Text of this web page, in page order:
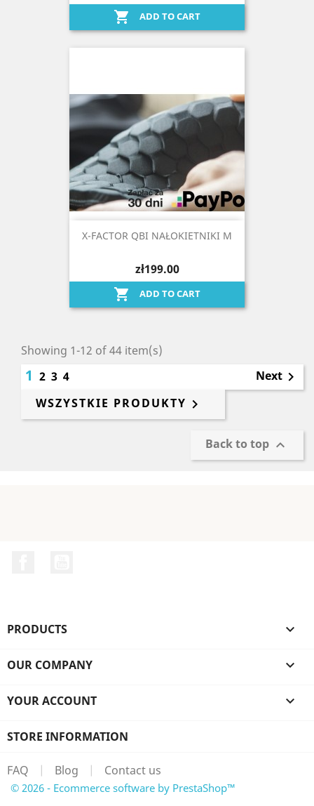
 ADD TO CART
X-FACTOR QBI NAŁOKIETNIKI M
zł199.00
 ADD TO CART
Showing 1-12 of 44 item(s)
1 2 3 4 Next 
WSZYSTKIE PRODUKTY 
Back to top 
PRODUCTS 
OUR COMPANY 
YOUR ACCOUNT 
STORE INFORMATION
FAQ | Blog | Contact us
© 2026 - Ecommerce software by PrestaShop™